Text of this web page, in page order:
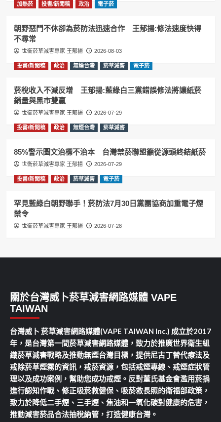
加熱菸 投書/新聞稿 政治 電子菸
朝野惡鬥不休卻為菸防法迅速合作 王郁揚:修法速度快得
不尋常
世衛菸草減害專家 王郁揚 2026-08-03
投書/新聞稿 政治 無煙台灣 菸草減害 電子菸
菸稅收入不減反增 王郁揚:藍綠白三黨錯誤修法將讓紙菸
銷量與黑市雙贏
世衛菸草減害專家 王郁揚 2026-07-29
投書/新聞稿 政治 無煙台灣 菸草減害
85%警示圖文治標不治本 台灣禁菸聯盟籲從源頭終結紙菸
世衛菸草減害專家 王郁揚 2026-07-29
投書/新聞稿 政治 菸草減害 電子菸
罕見藍綠白朝野聯手！菸防法7月30日黨團協商加重電子煙
禁令
世衛菸草減害專家 王郁揚 2026-07-28
關於台灣威卜菸草減害網路媒體 VAPE
TAIWAN
台灣威卜 菸草減害網路媒體(VAPE TAIWAN Inc.) 成立於2017
年，是台灣第一間菸草減害網路媒體，致力於推廣世界衛生組
織菸草減害戰略及推動無煙台灣目標，提供尼古丁替代療法及
戒除菸草煙霧的資訊，戒菸資源，包括戒煙專線、戒煙症狀管
理以及成功案例，幫助您成功戒煙。反對董氏基金會濫用菸捐
進行認知作戰、修正吸菸救健保、吸菸救長照的衛福部政策，
致力於降低二手煙、三手煙、焦油和一氧化碳對健康的危害，
推動減害菸品合法抽稅納管，打造健康台灣。